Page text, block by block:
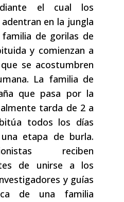
el cual los
en la jungla
de gorilas de
y comienzan a
se acostumbren
La familia de
que pasa por la
tarda de 2 a
todos los días
etapa de burla.
reciben
de unirse a los
y guías
de una familia